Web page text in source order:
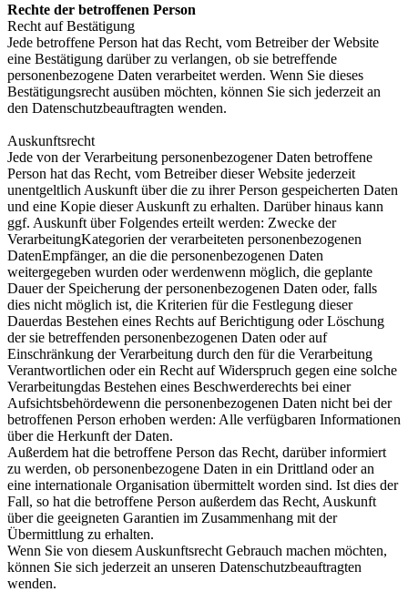
Rechte der betroffenen Person
Recht auf Bestätigung
Jede betroffene Person hat das Recht, vom Betreiber der Website
eine Bestätigung darüber zu verlangen, ob sie betreffende
personenbezogene Daten verarbeitet werden. Wenn Sie dieses
Bestätigungsrecht ausüben möchten, können Sie sich jederzeit an
den Datenschutzbeauftragten wenden.
Auskunftsrecht
Jede von der Verarbeitung personenbezogener Daten betroffene
Person hat das Recht, vom Betreiber dieser Website jederzeit
unentgeltlich Auskunft über die zu ihrer Person gespeicherten Daten
und eine Kopie dieser Auskunft zu erhalten. Darüber hinaus kann
ggf. Auskunft über Folgendes erteilt werden: Zwecke der
VerarbeitungKategorien der verarbeiteten personenbezogenen
DatenEmpfänger, an die die personenbezogenen Daten
weitergegeben wurden oder werdenwenn möglich, die geplante
Dauer der Speicherung der personenbezogenen Daten oder, falls
dies nicht möglich ist, die Kriterien für die Festlegung dieser
Dauerdas Bestehen eines Rechts auf Berichtigung oder Löschung
der sie betreffenden personenbezogenen Daten oder auf
Einschränkung der Verarbeitung durch den für die Verarbeitung
Verantwortlichen oder ein Recht auf Widerspruch gegen eine solche
Verarbeitungdas Bestehen eines Beschwerderechts bei einer
Aufsichtsbehördewenn die personenbezogenen Daten nicht bei der
betroffenen Person erhoben werden: Alle verfügbaren Informationen
über die Herkunft der Daten.
Außerdem hat die betroffene Person das Recht, darüber informiert
zu werden, ob personenbezogene Daten in ein Drittland oder an
eine internationale Organisation übermittelt worden sind. Ist dies der
Fall, so hat die betroffene Person außerdem das Recht, Auskunft
über die geeigneten Garantien im Zusammenhang mit der
Übermittlung zu erhalten.
Wenn Sie von diesem Auskunftsrecht Gebrauch machen möchten,
können Sie sich jederzeit an unseren Datenschutzbeauftragten
wenden.